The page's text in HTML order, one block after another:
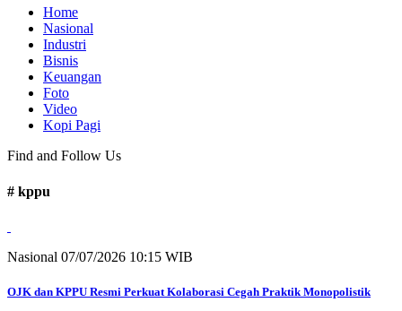
Home
Nasional
Industri
Bisnis
Keuangan
Foto
Video
Kopi Pagi
Find and Follow Us
# kppu
Nasional 07/07/2026 10:15 WIB
OJK dan KPPU Resmi Perkuat Kolaborasi Cegah Praktik Monopolistik